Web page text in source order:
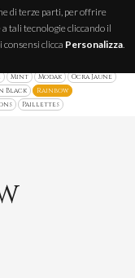
Mint Modak
Ocra Jaune
Black
Rainbow
Paillettes
di terze parti, per offrire
tali tecnologie cliccando il
consensi clicca Personalizza.